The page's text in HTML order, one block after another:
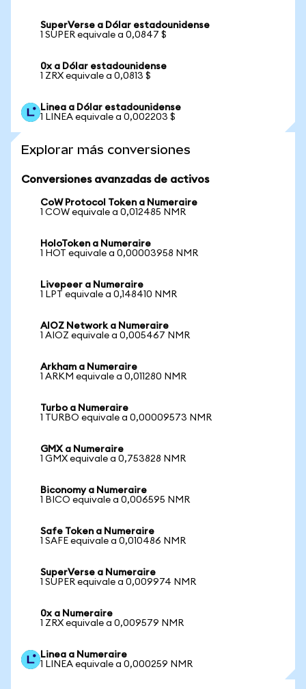
SuperVerse a Dólar estadounidense
1 SUPER equivale a 0,0847 $
0x a Dólar estadounidense
1 ZRX equivale a 0,0813 $
Linea a Dólar estadounidense
1 LINEA equivale a 0,002203 $
Explorar más conversiones
Conversiones avanzadas de activos
CoW Protocol Token a Numeraire
1 COW equivale a 0,012485 NMR
HoloToken a Numeraire
1 HOT equivale a 0,00003958 NMR
Livepeer a Numeraire
1 LPT equivale a 0,148410 NMR
AIOZ Network a Numeraire
1 AIOZ equivale a 0,005467 NMR
Arkham a Numeraire
1 ARKM equivale a 0,011280 NMR
Turbo a Numeraire
1 TURBO equivale a 0,00009573 NMR
GMX a Numeraire
1 GMX equivale a 0,753828 NMR
Biconomy a Numeraire
1 BICO equivale a 0,006595 NMR
Safe Token a Numeraire
1 SAFE equivale a 0,010486 NMR
SuperVerse a Numeraire
1 SUPER equivale a 0,009974 NMR
0x a Numeraire
1 ZRX equivale a 0,009579 NMR
Linea a Numeraire
1 LINEA equivale a 0,000259 NMR